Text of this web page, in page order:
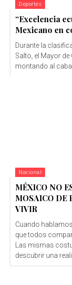
Deportes
“Excelencia
Mexicano en
Durante la
Salto, el Mayor de
montando al
Nacional
MÉXICO NO
MOSAICO DE
VIVIR
Cuando hablamos de México…
que todos compartimos
Las mismas costumbres. Pero basta
descubrir una